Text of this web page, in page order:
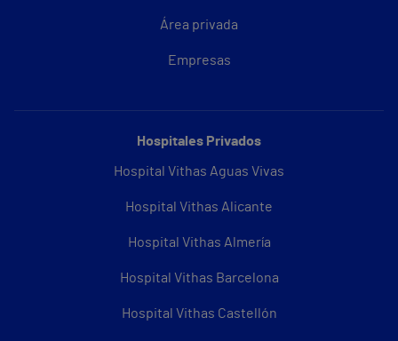
Área privada
Empresas
Hospitales Privados
Hospital Vithas Aguas Vivas
Hospital Vithas Alicante
Hospital Vithas Almería
Hospital Vithas Barcelona
Hospital Vithas Castellón